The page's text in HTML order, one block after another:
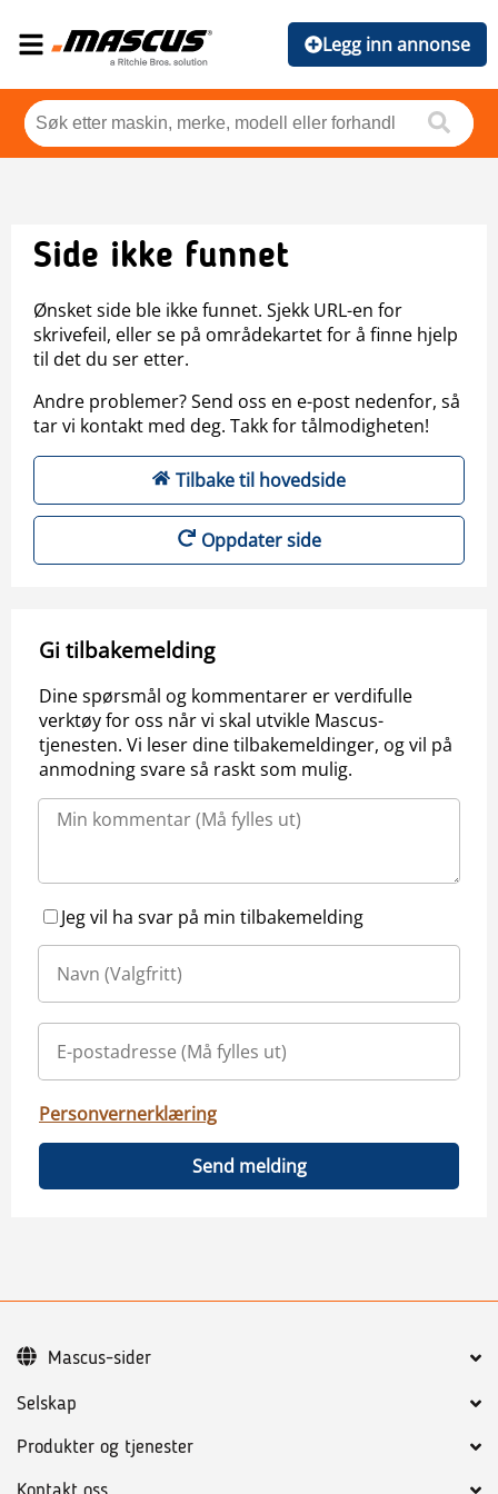
Legg inn annonse
Side ikke funnet
Ønsket side ble ikke funnet. Sjekk URL-en for
skrivefeil, eller se på områdekartet for å finne hjelp
til det du ser etter.
Andre problemer? Send oss en e-post nedenfor, så
tar vi kontakt med deg. Takk for tålmodigheten!
Tilbake til hovedside
Oppdater side
Gi tilbakemelding
Dine spørsmål og kommentarer er verdifulle
verktøy for oss når vi skal utvikle Mascus-
tjenesten. Vi leser dine tilbakemeldinger, og vil på
anmodning svare så raskt som mulig.
Jeg vil ha svar på min tilbakemelding
Personvernerklæring
Send melding
Selskap
Produkter og tjenester
Mascus-sider